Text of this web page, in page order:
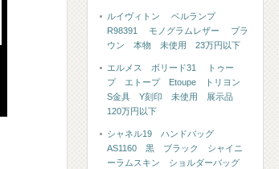
ルイヴィトン ベルランプ
R98391 モノグラムレザー ブラ
ウン 本物 未使用 23万円以下
エルメス ボリード31 トゥー
プ エトープ Etoupe トリヨン
S金具 Y刻印 未使用 展示品
120万円以下
シャネル19 ハンドバッグ
AS1160 黒 ブラック シャイニ
ーラムスキン ショルダーバッグ